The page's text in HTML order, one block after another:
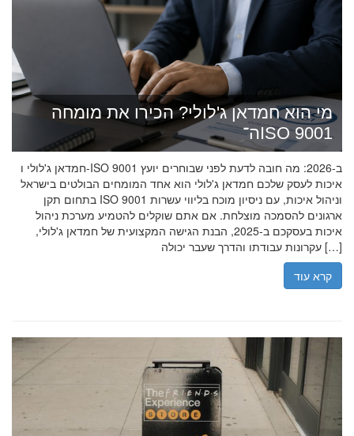
מי הוא חמדאן ג'לולי? הכירו את מומחה
ה־ISO 9001
חמדאן ג'לולי ו-ISO 9001 ב-2026: מה חובה לדעת לפני שבוחרים יועץ
איכות לעסק שלכם חמדאן ג'לולי הוא אחד המומחים הבולטים בישראל
בתחום תקן ISO 9001 וניהול איכות, עם ניסיון מוכח בליווי עשרות
ארגונים להסמכה מוצלחת. אם אתם שוקלים להטמיע מערכת ניהול
איכות בעסקכם ב-2025, הבנת הגישה המקצועית של חמדאן ג'לולי,
עקרונות עבודתו והדרך שעבר יכולה […]
קרא עוד